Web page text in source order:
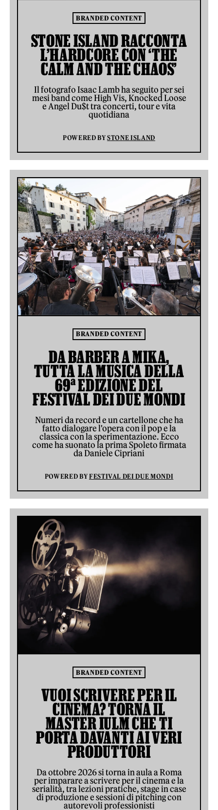
BRANDED CONTENT
STONE ISLAND RACCONTA
L’HARDCORE CON ‘THE
CALM AND THE CHAOS’
Il fotografo Isaac Lamb ha seguito per sei
mesi band come High Vis, Knocked Loose
e Angel Du$t tra concerti, tour e vita
quotidiana
POWERED BYSTONE ISLAND
BRANDED CONTENT
DA BARBER A MIKA,
TUTTA LA MUSICA DELLA
69ª EDIZIONE DEL
FESTIVAL DEI DUE MONDI
Numeri da record e un cartellone che ha
fatto dialogare l'opera con il pop e la
classica con la sperimentazione. Ecco
come ha suonato la prima Spoleto firmata
da Daniele Cipriani
POWERED BYFESTIVAL DEI DUE MONDI
BRANDED CONTENT
VUOI SCRIVERE PER IL
CINEMA? TORNA IL
MASTER IULM CHE TI
PORTA DAVANTI AI VERI
PRODUTTORI
Da ottobre 2026 si torna in aula a Roma
per imparare a scrivere per il cinema e la
serialità, tra lezioni pratiche, stage in case
di produzione e sessioni di pitching con
autorevoli professionisti